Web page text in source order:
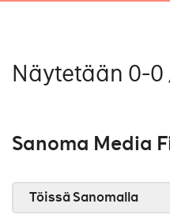
Näytetään 0-
Sanoma Media
Töissä Sanomalla